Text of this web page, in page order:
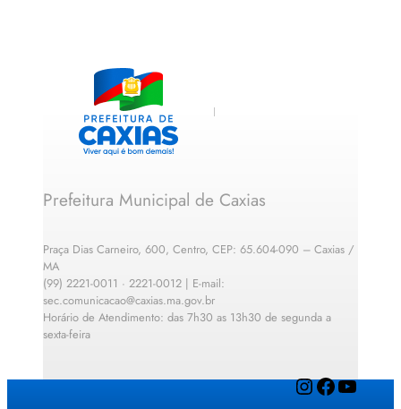
Prefeitura Municipal de Caxias
Praça Dias Carneiro, 600, Centro, CEP: 65.604-090 – Caxias /
MA
(99) 2221-0011 · 2221-0012 | E-mail:
sec.comunicacao@caxias.ma.gov.br
Horário de Atendimento: das 7h30 as 13h30 de segunda a
sexta-feira
InstagramFacebook YouTube